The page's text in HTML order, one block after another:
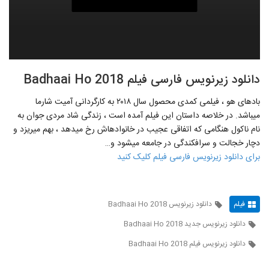
دانلود زیرنویس فارسی فیلم Badhaai Ho 2018
بادهای هو ، فیلمی کمدی محصول سال ۲۰۱۸ به کارگردانی آمیت شارما
می‎باشد. در خلاصه داستان این فیلم آمده است ، زندگی شاد مردی جوان به
نام ناکول هنگامی که اتفاقی عجیب در خانواده‎اش رخ می‎دهد ، بهم می‎ریزد و
دچار خجالت و سرافکندگی در جامعه می‎شود و…
برای دانلود زیرنویس فارسی فیلم کلیک کنید
فیلم
دانلود زیرنویس Badhaai Ho 2018
دانلود زیرنویس جدید Badhaai Ho 2018
دانلود زیرنویس فیلم Badhaai Ho 2018